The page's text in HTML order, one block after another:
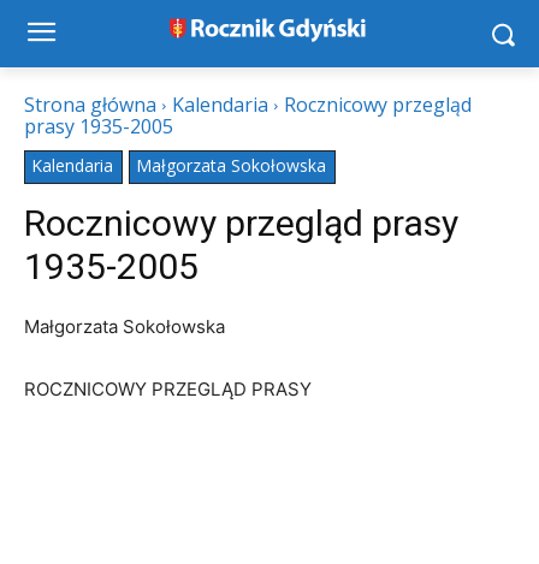
Strona główna Kalendaria
Rocznicowy przegląd
prasy 1935-2005
Kalendaria Małgorzata Sokołowska
Rocznicowy przegląd prasy
1935-2005
Małgorzata Sokołowska
ROCZNICOWY PRZEGLĄD PRASY